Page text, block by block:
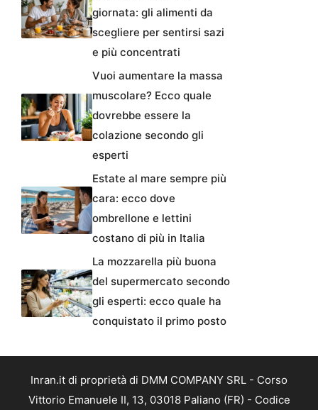
giornata: gli alimenti da
scegliere per sentirsi sazi
e più concentrati
Vuoi aumentare la massa
muscolare? Ecco quale
dovrebbe essere la
colazione secondo gli
esperti
Estate al mare sempre più
cara: ecco dove
ombrellone e lettini
costano di più in Italia
La mozzarella più buona
del supermercato secondo
gli esperti: ecco quale ha
conquistato il primo posto
Inran.it di proprietà di DMM COMPANY SRL - Corso
Vittorio Emanuele II, 13, 03018 Paliano (FR) - Codice